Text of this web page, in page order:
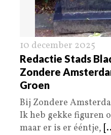
10 december 2025
Redactie Stads
Zondere
Groen
Bij Zondere
Ik heb gekke figuren
maar er is er ééntje,